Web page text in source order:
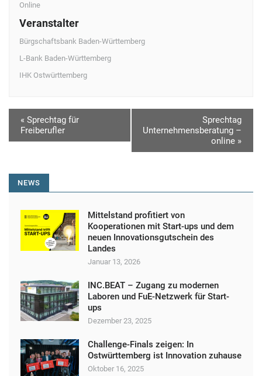
Online
Veranstalter
Bürgschaftsbank Baden-Württemberg
L-Bank Baden-Württemberg
IHK Ostwürttemberg
a
n
« Sprechtag für
Freiberufler
Sprechtag
Unternehmensberatung –
online »
NEWS
Mittelstand profitiert von
Kooperationen mit Start-ups und dem
neuen Innovationsgutschein des
Landes
Januar 13, 2026
INC.BEAT – Zugang zu modernen
Laboren und FuE-Netzwerk für Start-
ups
Dezember 23, 2025
Challenge-Finals zeigen: In
Ostwürttemberg ist Innovation zuhause
Oktober 16, 2025